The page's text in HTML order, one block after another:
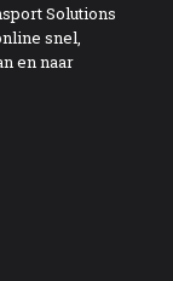
Solutions
snel,
en naar